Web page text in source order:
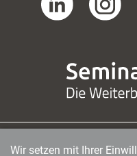
managerSeminare
Wir setzen mit Ihrer